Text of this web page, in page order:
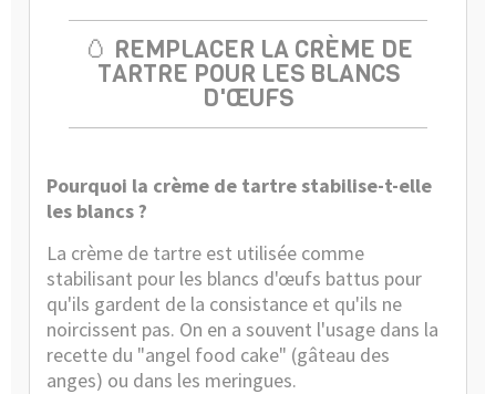
🥚 REMPLACER LA CRÈME DE
TARTRE POUR LES BLANCS
D'ŒUFS
Pourquoi la crème de tartre stabilise-t-elle
les blancs ?
La crème de tartre est utilisée comme
stabilisant pour les blancs d'œufs battus pour
qu'ils gardent de la consistance et qu'ils ne
noircissent pas. On en a souvent l'usage dans la
recette du "angel food cake" (gâteau des
anges) ou dans les meringues.